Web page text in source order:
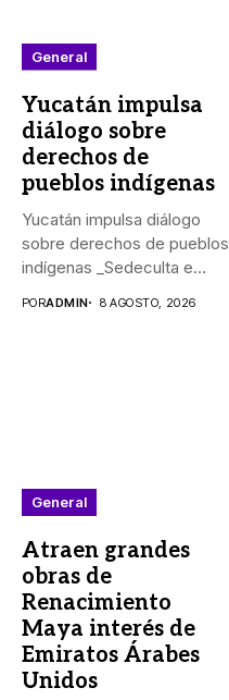
General
Yucatán impulsa
diálogo sobre
derechos de
pueblos indígenas
Yucatán impulsa diálogo
sobre derechos de pueblos
indígenas _Sedeculta e
PORADMIN 8 AGOSTO, 2026
General
Atraen grandes
obras de
Renacimiento
Maya interés de
Emiratos Árabes
Unidos